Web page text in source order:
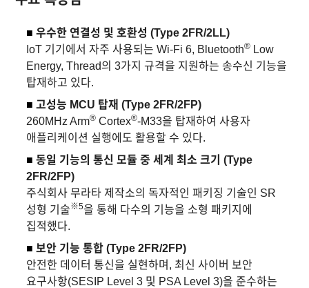
■ 우수한 연결성 및 호환성 (Type 2FR/2LL)
IoT 기기에서 자주 사용되는 Wi‑Fi 6, Bluetooth® Low
Energy, Thread의 3가지 규격을 지원하는 송수신 기능을
탑재하고 있다.
■ 고성능 MCU 탑재 (Type 2FR/2FP)
260MHz Arm® Cortex®-M33을 탑재하여 사용자
애플리케이션 실행에도 활용할 수 있다.
■ 동일 기능의 통신 모듈 중 세계 최소 크기 (Type
2FR/2FP)
주식회사 무라타 제작소의 독자적인 패키징 기술인 SR
성형 기술※5을 통해 다수의 기능을 소형 패키지에
집적했다.
■ 보안 기능 통합 (Type 2FR/2FP)
안전한 데이터 통신을 실현하며, 최신 사이버 보안
요구사항(SESIP Level 3 및 PSA Level 3)을 준수하는